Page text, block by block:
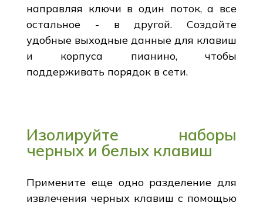
направляя ключи в один поток, а все
остальное - в другой. Создайте
удобные выходные данные для клавиш
и корпуса пианино, чтобы
поддерживать порядок в сети.
Изолируйте наборы
черных и белых клавиш
Примените еще одно разделение для
извлечения черных клавиш с помощью